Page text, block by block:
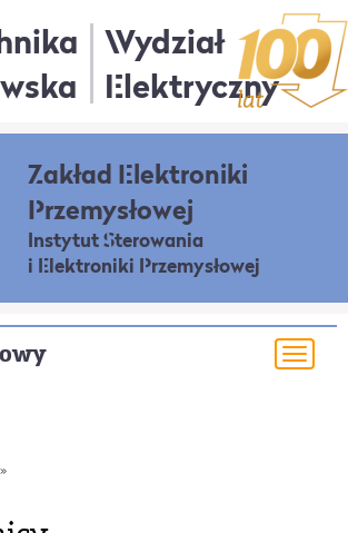
Wydział
Elektryczny
Zakład Elektroniki
Przemysłowej
Instytut Sterowania
i Elektroniki Przemysłowej
»